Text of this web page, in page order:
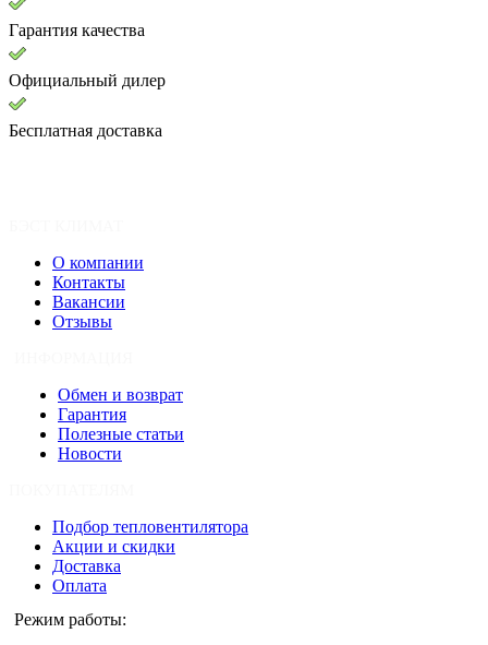
Гарантия качества
Официальный дилер
Бесплатная доставка
О компании
Контакты
Вакансии
Отзывы
Обмен и возврат
Гарантия
Полезные статьи
Новости
Подбор тепловентилятора
Акции и скидки
Доставка
Оплата
Режим работы: